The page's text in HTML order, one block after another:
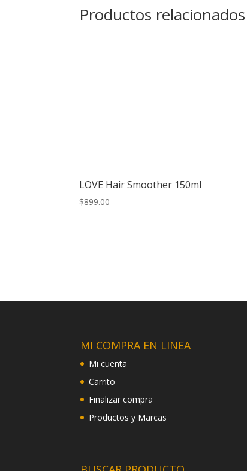
Productos relacionados
LOVE Hair Smoother 150ml
$899.00
MI COMPRA EN LINEA
Mi cuenta
Carrito
Finalizar compra
Productos y Marcas